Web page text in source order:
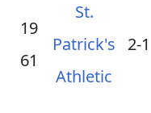
19
61
St.
Patrick's
Athletic
2-1